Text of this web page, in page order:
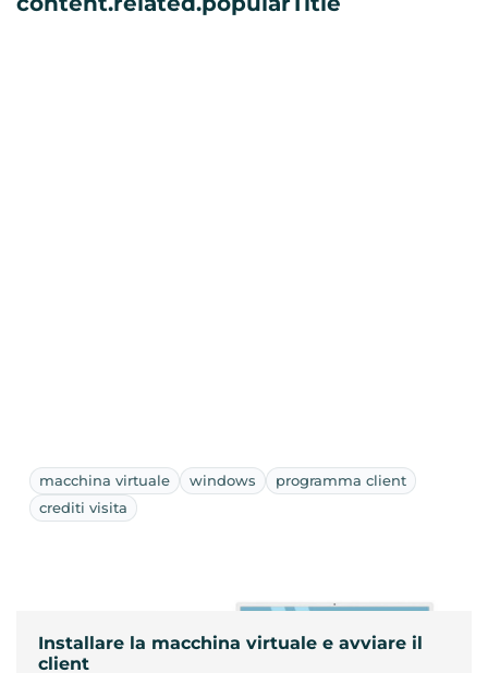
macchina virtuale windows
programma client
crediti visita
Installare la macchina virtuale e avviare il
client